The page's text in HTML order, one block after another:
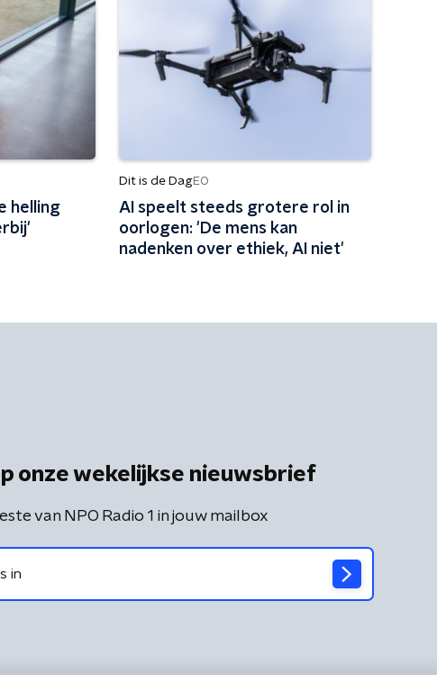
helling
Dit is de DagEO
AI speelt steeds grotere rol in
oorlogen: 'De mens kan
nadenken over ethiek, AI niet'
onze wekelijkse nieuwsbrief
van NPO Radio 1 in jouw mailbox